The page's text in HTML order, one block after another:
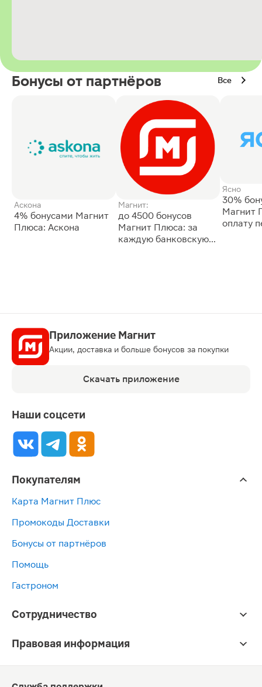
Бонусы от партнёров Все
Аскона
4% бонусами Магнит
Плюса: Аскона
Магнит:
до 4500 бонусов
Магнит Плюса: за
каждую банковскую
Ясно
30%
Магнит
оплату
Приложение Магнит
Акции, доставка и больше бонусов за покупки
Скачать приложение
Наши соцсети
Покупателям
Карта Магнит Плюс
Промокоды Доставки
Бонусы от партнёров
Помощь
Гастроном
Сотрудничество
Правовая информация